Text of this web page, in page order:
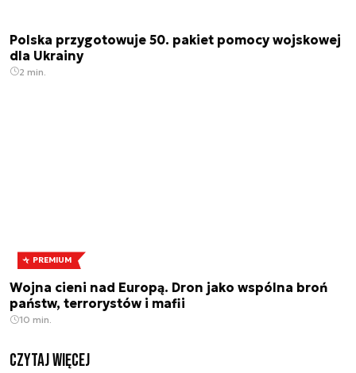
Polska przygotowuje 50. pakiet pomocy wojskowej
dla Ukrainy
2 min.
PREMIUM
Wojna cieni nad Europą. Dron jako wspólna broń
państw, terrorystów i mafii
10 min.
czytaj więcej